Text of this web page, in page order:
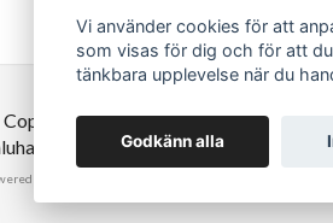
TastyPersia - Hela Sveriges
by Quickbutik
Vi använder cookies för att
som visas för dig och för att
tänkbara upplevelse när du
Godkänn alla